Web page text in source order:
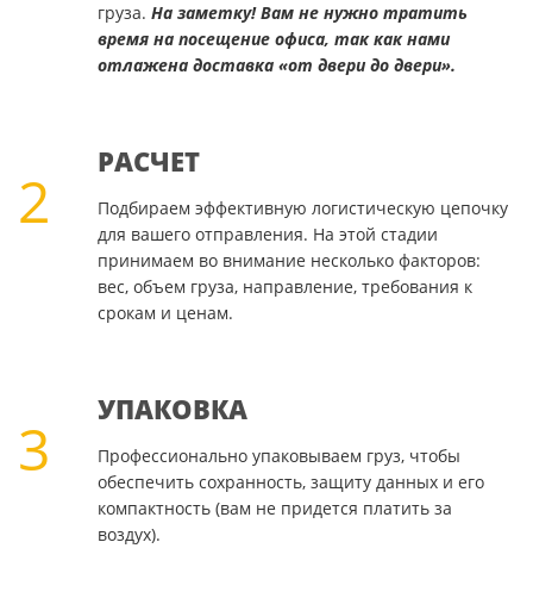
груза. На заметку! Вам не нужно тратить
время на посещение офиса, так как нами
отлажена доставка «от двери до двери».
2
РАСЧЕТ
Подбираем эффективную логистическую цепочку
для вашего отправления. На этой стадии
принимаем во внимание несколько факторов:
вес, объем груза, направление, требования к
срокам и ценам.
3
УПАКОВКА
Профессионально упаковываем груз, чтобы
обеспечить сохранность, защиту данных и его
компактность (вам не придется платить за
воздух).